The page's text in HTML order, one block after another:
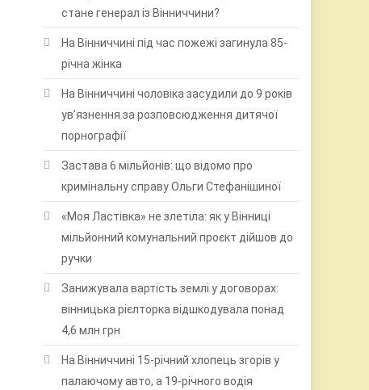
стане генерал із Вінниччини?
На Вінниччині під час пожежі загинула 85-
річна жінка
На Вінниччині чоловіка засудили до 9 років
ув’язнення за розповсюдження дитячої
порнографії
Застава 6 мільйонів: що відомо про
кримінальну справу Ольги Стефанішиної
«Моя Ластівка» не злетіла: як у Вінниці
мільйонний комунальний проєкт дійшов до
ручки
Занижувала вартість землі у договорах:
вінницька рієлторка відшкодувала понад
4,6 млн грн
На Вінниччині 15-річний хлопець згорів у
палаючому авто, а 19-річного водія